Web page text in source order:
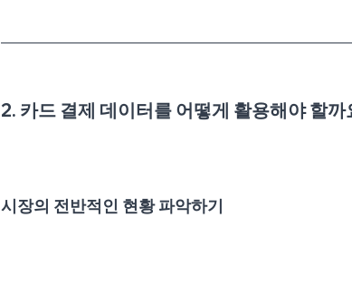
2. 카드 결제 데이터를 어떻게 활용해야 할까
시장의 전반적인 현황 파악하기